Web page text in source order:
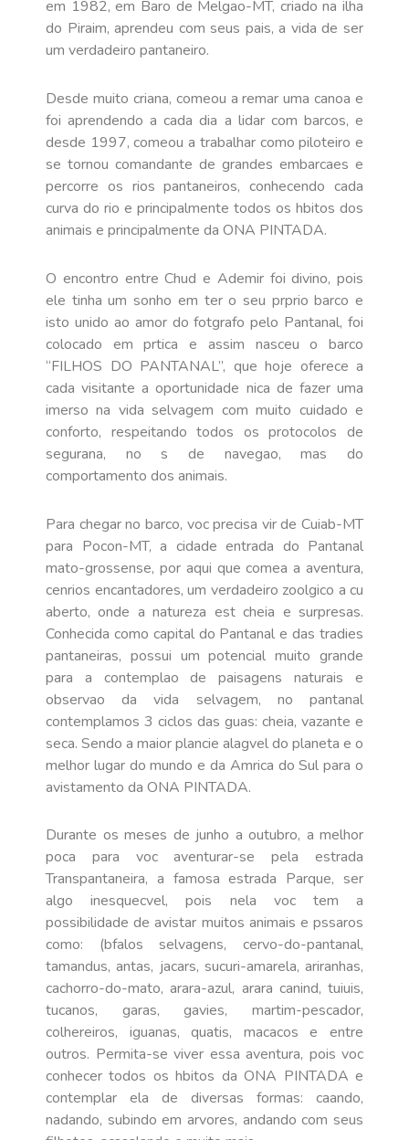
em 1982, em Baro de Melgao-MT, criado na ilha
do Piraim, aprendeu com seus pais, a vida de ser
um verdadeiro pantaneiro.
Desde muito criana, comeou a remar uma canoa e
foi aprendendo a cada dia a lidar com barcos, e
desde 1997, comeou a trabalhar como piloteiro e
se tornou comandante de grandes embarcaes e
percorre os rios pantaneiros, conhecendo cada
curva do rio e principalmente todos os hbitos dos
animais e principalmente da ONA PINTADA.
O encontro entre Chud e Ademir foi divino, pois
ele tinha um sonho em ter o seu prprio barco e
isto unido ao amor do fotgrafo pelo Pantanal, foi
colocado em prtica e assim nasceu o barco
“FILHOS DO PANTANAL”, que hoje oferece a
cada visitante a oportunidade nica de fazer uma
imerso na vida selvagem com muito cuidado e
conforto, respeitando todos os protocolos de
segurana, no s de navegao, mas do
comportamento dos animais.
Para chegar no barco, voc precisa vir de Cuiab-MT
para Pocon-MT, a cidade entrada do Pantanal
mato-grossense, por aqui que comea a aventura,
cenrios encantadores, um verdadeiro zoolgico a cu
aberto, onde a natureza est cheia e surpresas.
Conhecida como capital do Pantanal e das tradies
pantaneiras, possui um potencial muito grande
para a contemplao de paisagens naturais e
observao da vida selvagem, no pantanal
contemplamos 3 ciclos das guas: cheia, vazante e
seca. Sendo a maior plancie alagvel do planeta e o
melhor lugar do mundo e da Amrica do Sul para o
avistamento da ONA PINTADA.
Durante os meses de junho a outubro, a melhor
poca para voc aventurar-se pela estrada
Transpantaneira, a famosa estrada Parque, ser
algo inesquecvel, pois nela voc tem a
possibilidade de avistar muitos animais e pssaros
como: (bfalos selvagens, cervo-do-pantanal,
tamandus, antas, jacars, sucuri-amarela, ariranhas,
cachorro-do-mato, arara-azul, arara canind, tuiuis,
tucanos, garas, gavies, martim-pescador,
colhereiros, iguanas, quatis, macacos e entre
outros. Permita-se viver essa aventura, pois voc
conhecer todos os hbitos da ONA PINTADA e
contemplar ela de diversas formas: caando,
nadando, subindo em arvores, andando com seus